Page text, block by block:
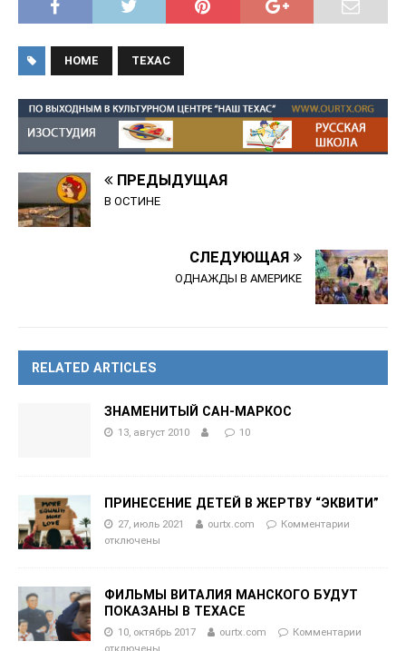
HOME ТЕХАС
ПРЕДЫДУЩАЯ
В ОСТИНЕ
СЛЕДУЮЩАЯ
ОДНАЖДЫ В АМЕРИКЕ
RELATED ARTICLES
ЗНАМЕНИТЫЙ САН-МАРКОС
13, август 2010 10
ПРИНЕСЕНИЕ ДЕТЕЙ В ЖЕРТВУ “ЭКВИТИ”
27, июль 2021 ourtx.com
Комментарии
отключены
ФИЛЬМЫ ВИТАЛИЯ МАНСКОГО БУДУТ
ПОКАЗАНЫ В ТЕХАСЕ
10, октябрь 2017 ourtx.com
Комментарии